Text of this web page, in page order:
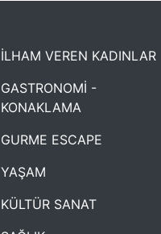
İLHAM VEREN KADINLAR
GASTRONOMİ -
KONAKLAMA
GURME ESCAPE
YAŞAM
KÜLTÜR SANAT